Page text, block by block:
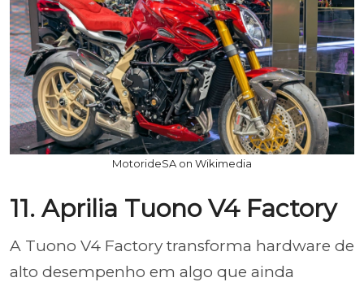
MotorideSA on Wikimedia
11. Aprilia Tuono V4 Factory
A Tuono V4 Factory transforma hardware de
alto desempenho em algo que ainda